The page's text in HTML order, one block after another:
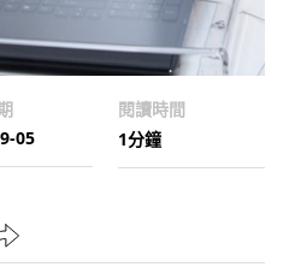
05
閱讀時間
1分鐘